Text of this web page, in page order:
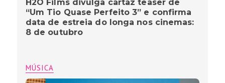
H2O Films divulga cartaz teaser de
“Um Tio Quase Perfeito 3” e confirma
data de estreia do longa nos cinemas:
8 de outubro
MÚSICA